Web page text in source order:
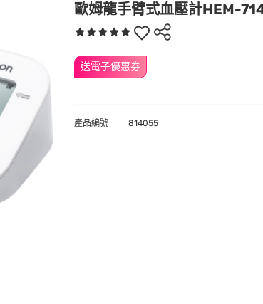
歐姆龍手臂式血壓計HEM-
送電子優惠券
產品編號 814055